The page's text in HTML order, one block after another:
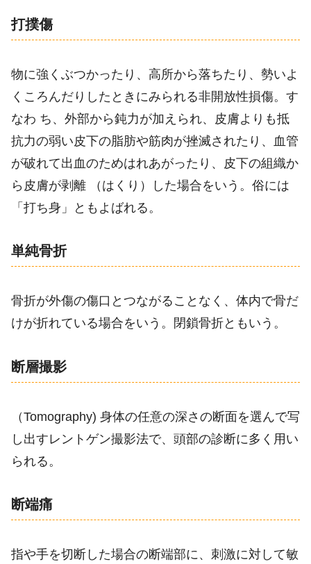
打撲傷
物に強くぶつかったり、高所から落ちたり、勢いよ
くころんだりしたときにみられる非開放性損傷。す
なわ ち、外部から鈍力が加えられ、皮膚よりも抵
抗力の弱い皮下の脂肪や筋肉が挫滅されたり、血管
が破れて出血のためはれあがったり、皮下の組織か
ら皮膚が剥離 （はくり）した場合をいう。俗には
「打ち身」ともよばれる。
単純骨折
骨折が外傷の傷口とつながることなく、体内で骨だ
けが折れている場合をいう。閉鎖骨折ともいう。
断層撮影
（Tomography) 身体の任意の深さの断面を選んで写
し出すレントゲン撮影法で、頭部の診断に多く用い
られる。
断端痛
指や手を切断した場合の断端部に、刺激に対して敏